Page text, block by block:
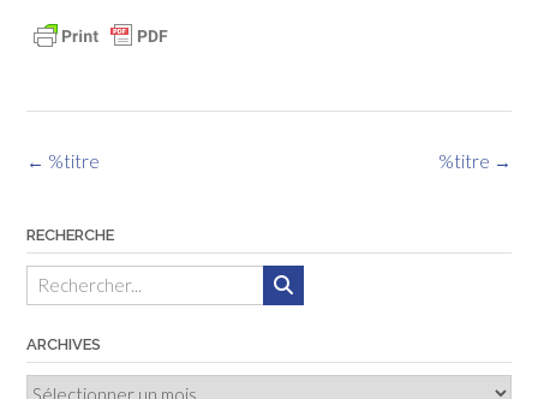
Navigation
%titre →
← %titre
RECHERCHE
ARCHIVES
Archives